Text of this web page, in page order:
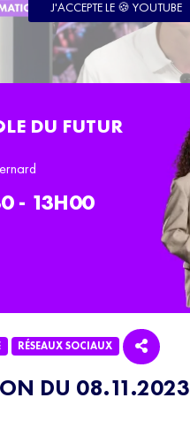
J'ACCEPTE LE 🍪 YOUTUBE
DU 08.11.2023
RÉSEAUX SOCIAUX
DU FUTUR
- 13H00